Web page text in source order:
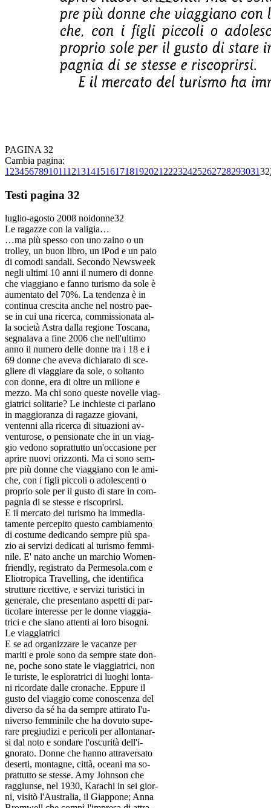
PAGINA 32
Cambia pagina:
1 23456789101112131415161718192021 2223242526272829303132
Testi pagina 32
luglio-agosto 2008 noidonne32
Le ragazze con la valigia…
…ma più spesso con uno zaino o un
trolley, un buon libro, un iPod e un paio
di comodi sandali. Secondo Newsweek
negli ultimi 10 anni il numero di donne
che viaggiano e fanno turismo da sole è
aumentato del 70%. La tendenza è in
continua crescita anche nel nostro pae-
se in cui una ricerca, commissionata al-
la società Astra dalla regione Toscana,
segnalava a fine 2006 che nell'ultimo
anno il numero delle donne tra i 18 e i
69 donne che aveva dichiarato di sce-
gliere di viaggiare da sole, o soltanto
con donne, era di oltre un milione e
mezzo. Ma chi sono queste novelle viag-
giatrici solitarie? Le inchieste ci parlano
in maggioranza di ragazze giovani,
ventenni alla ricerca di situazioni av-
venturose, o pensionate che in un viag-
gio vedono soprattutto un'occasione per
aprire nuovi orizzonti. Ma ci sono sem-
pre più donne che viaggiano con le ami-
che, con i figli piccoli o adolescenti o
proprio sole per il gusto di stare in com-
pagnia di se stesse e riscoprirsi.
E il mercato del turismo ha immedia-
tamente percepito questo cambiamento
di costume dedicando sempre più spa-
zio ai servizi dedicati al turismo femmi-
nile. E' nato anche un marchio Women-
friendly, registrato da Permesola.com e
Eliotropica Travelling, che identifica
strutture ricettive, e servizi turistici in
generale, che presentano aspetti di par-
ticolare interesse per le donne viaggia-
trici e che siano attenti ai loro bisogni.
Le viaggiatrici
E se ad organizzare le vacanze per
mariti e prole sono da sempre state don-
ne, poche sono state le viaggiatrici, non
le turiste, le esploratrici di luoghi lonta-
ni ricordate dalle cronache. Eppure il
gusto del viaggio come conoscenza del
diverso da sé ha da sempre attirato l'u-
niverso femminile che ha dovuto supe-
rare pregiudizi e pericoli per allontanar-
si dal noto e sondare l'oscurità dell'i-
gnorato. Donne che hanno attraversato
deserti, montagne, città, oceani ma so-
prattutto se stesse. Amy Johnson che
raggiunse, nel 1930, Karachi in sei gior-
ni, visitò l'Australia, il Giappone; Anna